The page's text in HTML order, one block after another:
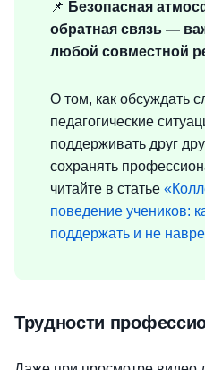
📌 Безопасная
обратная связь —
любой совместной
О том, как обсуждать
педагогические
поддерживать друг
сохранять
читайте в статье
поведение учеников:
поддержать и не
Трудности